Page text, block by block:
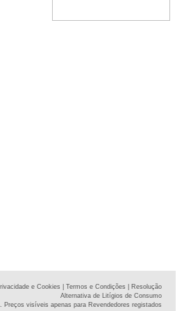
e Cookies | Termos e Condições
| Resolução
Alternativa de Litígios de Consumo
Preços visíveis apenas para Revendedores registados